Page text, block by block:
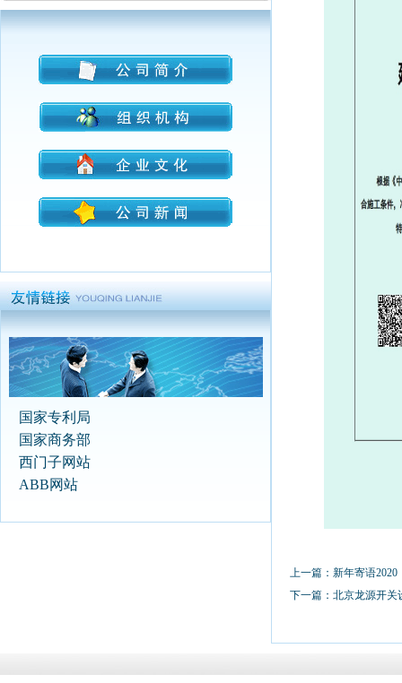
国家专利局
国家商务部
西门子网站
ABB网站
上一篇： 新年寄语2020
下一篇： 北京龙源开关